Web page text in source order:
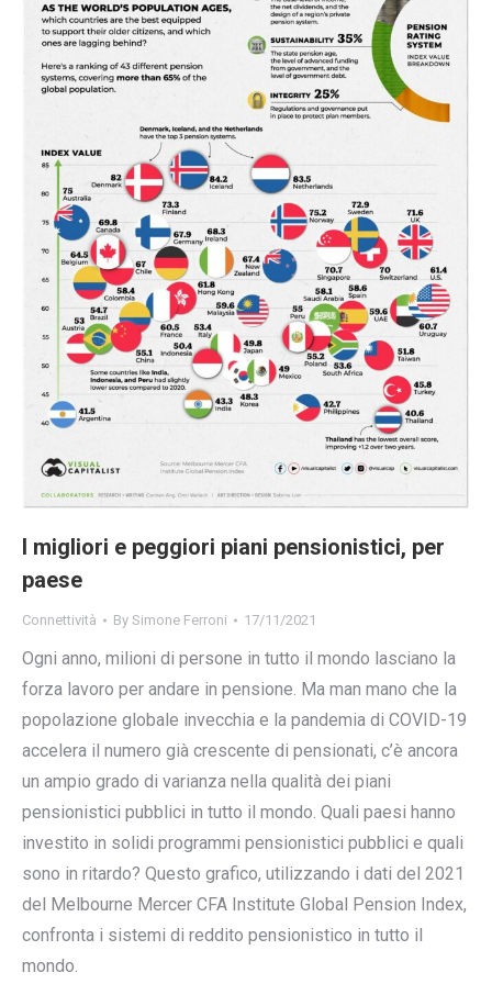
I migliori e peggiori piani pensionistici, per
paese
Connettività By Simone Ferroni 17/11/2021
Ogni anno, milioni di persone in tutto il mondo lasciano la
forza lavoro per andare in pensione. Ma man mano che la
popolazione globale invecchia e la pandemia di COVID-19
accelera il numero già crescente di pensionati, c’è ancora
un ampio grado di varianza nella qualità dei piani
pensionistici pubblici in tutto il mondo. Quali paesi hanno
investito in solidi programmi pensionistici pubblici e quali
sono in ritardo? Questo grafico, utilizzando i dati del 2021
del Melbourne Mercer CFA Institute Global Pension Index,
confronta i sistemi di reddito pensionistico in tutto il
mondo.